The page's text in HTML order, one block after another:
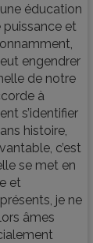
éducation
puissance et
engendrer
de notre
à
s’identifier
histoire,
c’est
se met en
et
je ne
âmes